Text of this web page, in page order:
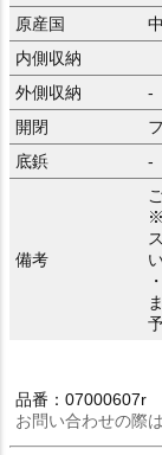
原産国
内側収納
外側収納
-
開閉
底鋲
-
備考
品番：07000607r
お問い合わせの際